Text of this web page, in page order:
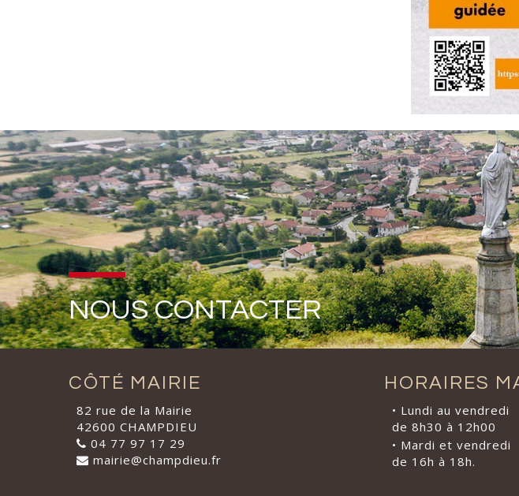
NOUS CONTACTER
CÔTÉ MAIRIE
82 rue de la Mairie
42600 CHAMPDIEU
04 77 97 17 29
mairie@champdieu.fr
HORAIRES
• Lundi au vendredi
de 8h30 à 12h00
• Mardi et vendredi
de 16h à 18h.